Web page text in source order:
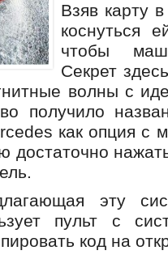
Взяв карту
коснуться
чтобы
Секрет
волны с
получило
как опция с
достаточно
эту
пульт с
код на